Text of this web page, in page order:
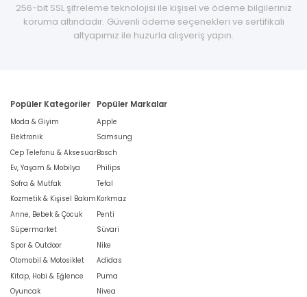
256-bit SSL şifreleme teknolojisi ile kişisel ve ödeme bilgileriniz
koruma altındadır. Güvenli ödeme seçenekleri ve sertifikalı
altyapımız ile huzurla alışveriş yapın.
Popüler Kategoriler
Moda & Giyim
Elektronik
Cep Telefonu & Aksesuar
Ev, Yaşam & Mobilya
Sofra & Mutfak
Kozmetik & Kişisel Bakım
Anne, Bebek & Çocuk
Süpermarket
Spor & Outdoor
Otomobil & Motosiklet
Kitap, Hobi & Eğlence
Oyuncak
Popüler Markalar
Apple
Samsung
Bosch
Philips
Tefal
Korkmaz
Penti
Süvari
Nike
Adidas
Puma
Nivea